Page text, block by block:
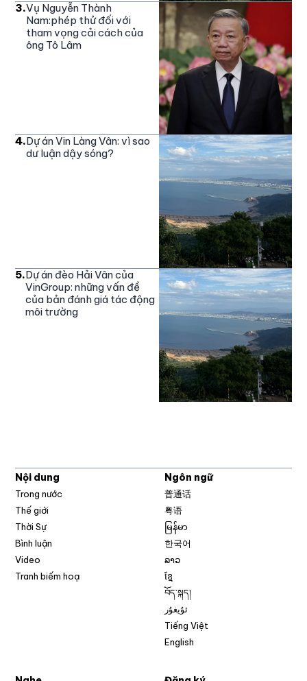
3.Vụ Nguyễn Thành
Nam:phép thử đối với
tham vọng cải cách của
ông Tô Lâm
4.Dự án Vin Làng Vân: vì sao
dư luận dậy sóng?
5.Dự án đèo Hải Vân của
VinGroup: những vấn đề
của bản đánh giá tác động
môi trường
Nội dung
Trong nước
Thế giới
Thời Sự
Bình luận
Video
Tranh biếm hoạ
Ngôn ngữ
普通话
粤语
မြန်မာ
한국어
ລາວ
ខ្មែ
བོད་སྐད།
ئۇيغۇر
Tiếng Việt
English